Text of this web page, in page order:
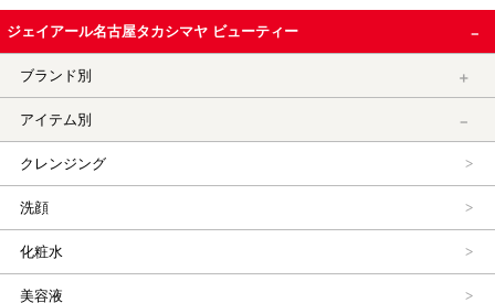
ジェイアール名古屋タカシマヤ ビューティー
ブランド別
アイテム別
クレンジング
洗顔
化粧水
美容液